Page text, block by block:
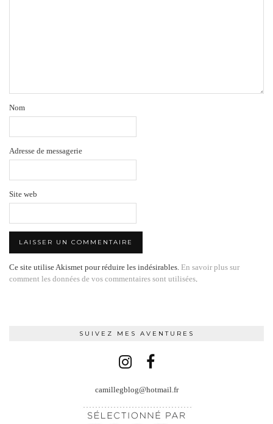
Nom
Adresse de messagerie
Site web
Ce site utilise Akismet pour réduire les indésirables. En savoir plus sur
comment les données de vos commentaires sont utilisées.
SUIVEZ MES AVENTURES
camillegblog@hotmail.fr